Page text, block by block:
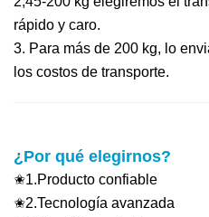
rápido y caro.
3. Para más de 200 kg, lo
los costos de transporte.
¿Por qué elegirnos?
✬1.Producto confiable
✬2.Tecnología avanzada